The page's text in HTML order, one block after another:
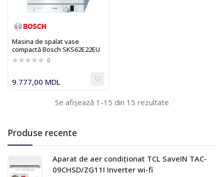
Produse recente
Aparat de aer condiționat TCL SaveIN TAC-
09CHSD/ZG11I Inverter wi-fi
Masina de spalat vase
compactă Bosch SKS62E22EU
0
9.777,00 MDL
Se afișează 1-15 din 15 rezultate